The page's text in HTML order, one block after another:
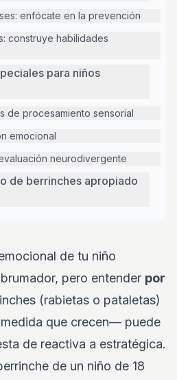
enfócate en la prevención
construye habilidades
para niños
de procesamiento sensorial
emocional
neurodivergente
de berrinches apropiado
de tu niño
pero entender por
(rabietas o pataletas)
que crecen— puede
de reactiva a estratégica.
de un niño de 18